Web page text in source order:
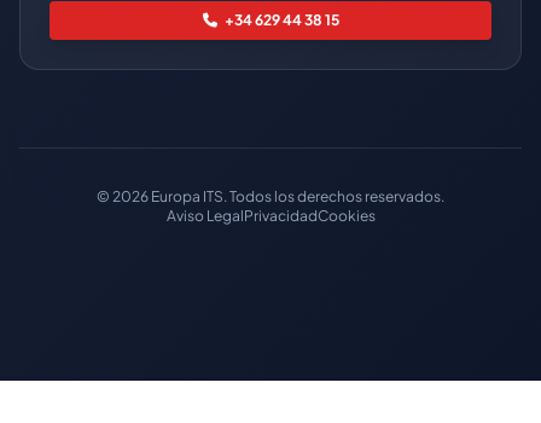
+34 629 44 38 15
© 2026 Europa ITS. Todos los derechos reservados.
Aviso LegalPrivacidadCookies